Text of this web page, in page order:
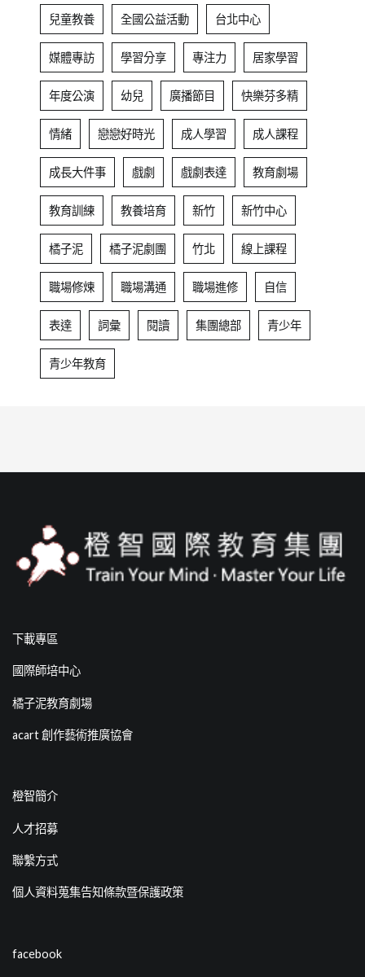
兒童教養 全國公益活動 台北中心
媒體專訪 學習分享 專注力 居家學習
年度公演 幼兒 廣播節目 快樂芬多精
情緒 戀戀好時光 成人學習 成人課程
成長大件事 戲劇 戲劇表達 教育劇場
教育訓練 教養培育 新竹 新竹中心
橘子泥 橘子泥劇團 竹北 線上課程
職場修煉 職場溝通 職場進修 自信
表達 詞彙 閱讀 集團總部 青少年
青少年教育
下載專區
國際師培中心
橘子泥教育劇場
acart 創作藝術推廣協會
橙智簡介
人才招募
聯繫方式
個人資料蒐集告知條款暨保護政策
facebook